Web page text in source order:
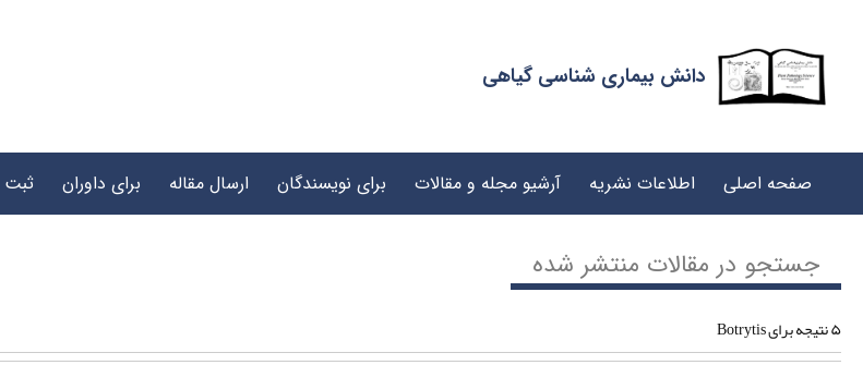
دانش بیماری شناسی گیاهی
صفحه اصلی اطلاعات نشریه آرشیو مجله و مقالات برای نویسندگان ارسال مقاله برای داوران ثبت
جستجو در مقالات منتشر شده
۵ نتیجه برای Botrytis